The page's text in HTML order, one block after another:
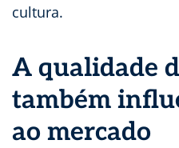
cultura.
A qualidade
também
ao mercado